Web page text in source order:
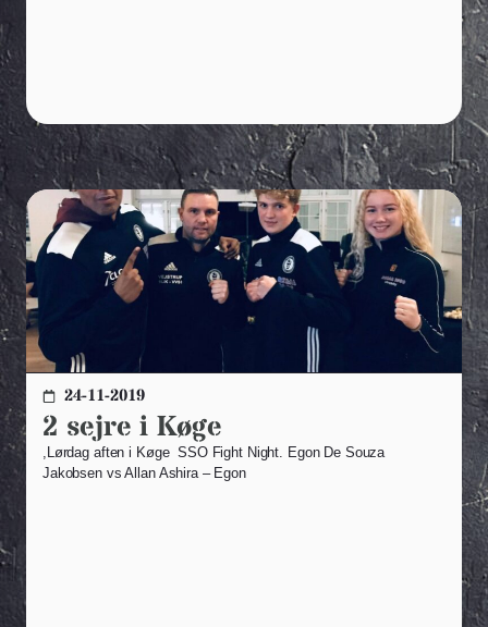
24-11-2019
2 sejre i Køge
,Lørdag aften i Køge SSO Fight Night. Egon De Souza
Jakobsen vs Allan Ashira – Egon